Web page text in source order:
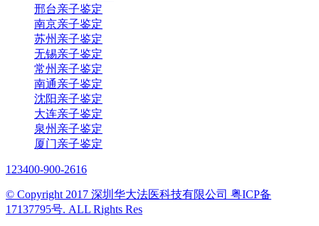
邢台亲子鉴定
南京亲子鉴定
苏州亲子鉴定
无锡亲子鉴定
常州亲子鉴定
南通亲子鉴定
沈阳亲子鉴定
大连亲子鉴定
泉州亲子鉴定
厦门亲子鉴定
123400-900-2616
© Copyright 2017 深圳华大法医科技有限公司 粤ICP备
17137795号. ALL Rights Res